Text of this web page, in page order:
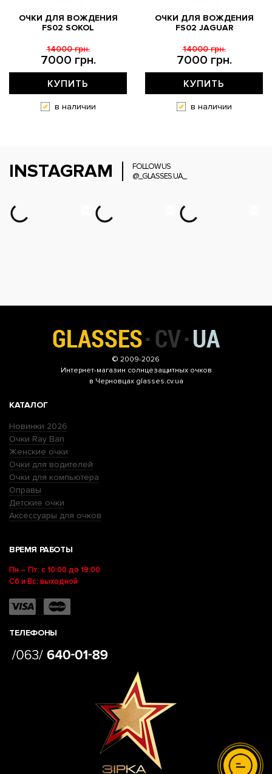
ОЧКИ ДЛЯ ВОЖДЕНИЯ
FS02 SOKOL
7000 грн.
14000 грн.
КУПИТЬ
в наличии
ОЧКИ ДЛЯ ВОЖДЕНИЯ
FS02 JAGUAR
7000 грн.
14000 грн.
КУПИТЬ
в наличии
INSTAGRAM
FOLLOW US
@_GLASSES.UA_
© 2009-2026
Интернет-магазин солнцезащитных очков
в Черновцах glasses.cv.ua
КАТАЛОГ
Новинки 2026
Очки Ray Ban
Женские очки
Очки для водителей
Очки для компьютера
Оправы
Детские очки
Аксессуары для очков
ВРЕМЯ РАБОТЫ
Пн – Пт: с 10:00 до 19:00
Сб и Вс: выходной
ТЕЛЕФОНЫ